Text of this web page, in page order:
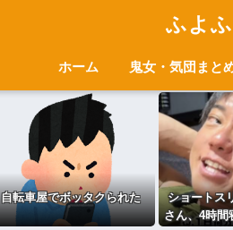
ふよふ
ホーム 鬼女・気団まと
自転車屋でボッタクられた
ショートス
さん、4時間